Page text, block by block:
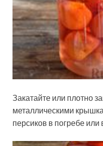
Закатайте или плотно
металлическими
персиков в погребе или